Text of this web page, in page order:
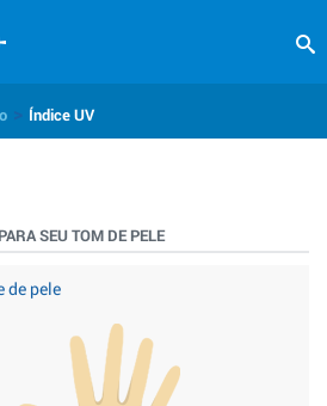
Índice UV
SEU TOM DE PELE
de pele